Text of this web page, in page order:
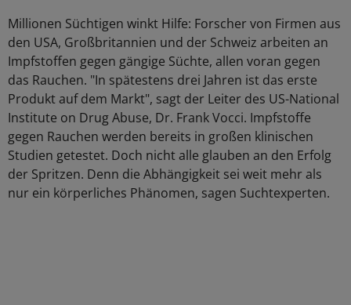
Millionen Süchtigen winkt Hilfe: Forscher von Firmen aus
den USA, Großbritannien und der Schweiz arbeiten an
Impfstoffen gegen gängige Süchte, allen voran gegen
das Rauchen. "In spätestens drei Jahren ist das erste
Produkt auf dem Markt", sagt der Leiter des US-National
Institute on Drug Abuse, Dr. Frank Vocci. Impfstoffe
gegen Rauchen werden bereits in großen klinischen
Studien getestet. Doch nicht alle glauben an den Erfolg
der Spritzen. Denn die Abhängigkeit sei weit mehr als
nur ein körperliches Phänomen, sagen Suchtexperten.